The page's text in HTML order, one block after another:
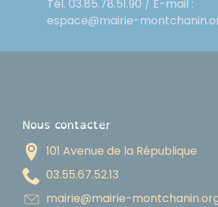
Tél. 03.85.78.51.90 / E-mail :
espace@mairie-
Nous contacter
101 Avenue de la République
31.25.76.55.30
gro.ninahctnom-